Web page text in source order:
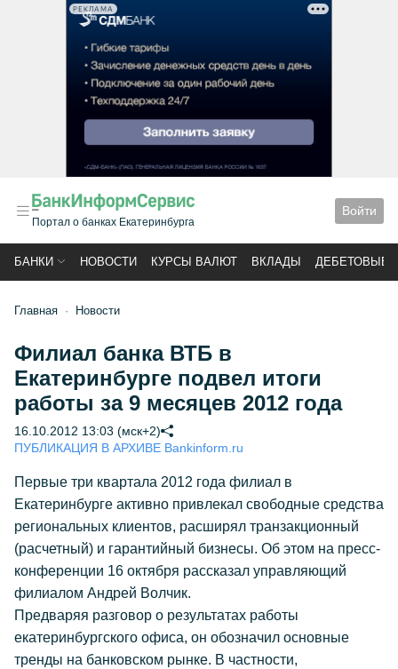
РЕКЛАМА
Портал о банках Екатеринбурга
Войти
БАНКИ НОВОСТИ КУРСЫ ВАЛЮТ ВКЛАДЫ ДЕБЕТОВЫЕ
Главная Новости
Филиал банка ВТБ в
Екатеринбурге подвел итоги
работы за 9 месяцев 2012 года
16.10.2012 13:03 (мск+2)
ПУБЛИКАЦИЯ В АРХИВЕ Bankinform.ru
Первые три квартала 2012 года филиал в
Екатеринбурге активно привлекал свободные средства
региональных клиентов, расширял транзакционный
(расчетный) и гарантийный бизнесы. Об этом на пресс-
конференции 16 октября рассказал управляющий
филиалом Андрей Волчик.
Предваряя разговор о результатах работы
екатеринбургского офиса, он обозначил основные
тренды на банковском рынке. В частности,